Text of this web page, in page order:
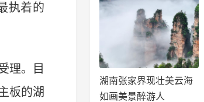
执着的
理。目
板的湖
湖南张家界现壮美云海
如画美景醉游人